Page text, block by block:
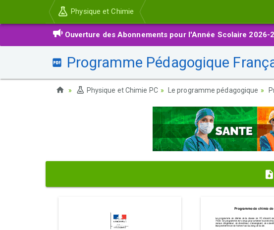
Physique et Chimie
Ouverture des Abonnements pour l'Année Scolaire 2026-
Programme Pédagogique
Physique et Chimie PC Le programme pédagogique